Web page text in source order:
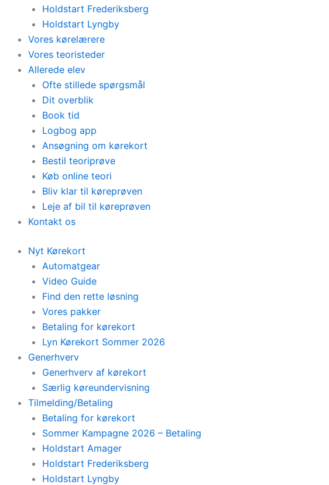
Holdstart Frederiksberg
Holdstart Lyngby
Vores kørelærere
Vores teoristeder
Allerede elev
Ofte stillede spørgsmål
Dit overblik
Book tid
Logbog app
Ansøgning om kørekort
Bestil teoriprøve
Køb online teori
Bliv klar til køreprøven
Leje af bil til køreprøven
Kontakt os
Nyt Kørekort
Automatgear
Video Guide
Find den rette løsning
Vores pakker
Betaling for kørekort
Lyn Kørekort Sommer 2026
Generhverv
Generhverv af kørekort
Særlig køreundervisning
Tilmelding/Betaling
Betaling for kørekort
Sommer Kampagne 2026 – Betaling
Holdstart Amager
Holdstart Frederiksberg
Holdstart Lyngby